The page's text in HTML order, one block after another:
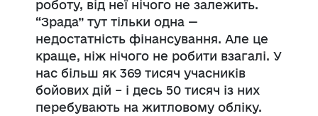
роботу, від неї нічого не залежить.
“Зрада” тут тільки одна —
недостатність фінансування. Але це
краще, ніж нічого не робити взагалі. У
нас більш як 369 тисяч учасників
бойових дій – і десь 50 тисяч із них
перебувають на житловому обліку.